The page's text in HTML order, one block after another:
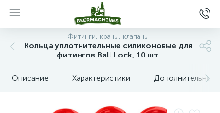
Фитинги, краны, клапаны
Кольца уплотнительные силиконовые для
фитингов Ball Lock, 10 шт.
Описание Характеристики Дополнительные